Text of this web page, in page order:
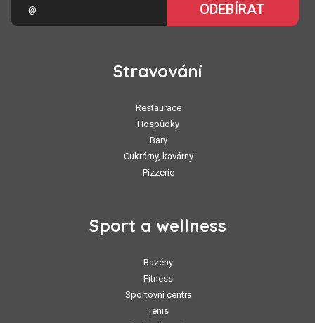
ODEBÍRAT
Stravování
Restaurace
Hospůdky
Bary
Cukrárny, kavárny
Pizzerie
Sport a wellness
Bazény
Fitness
Sportovní centra
Tenis